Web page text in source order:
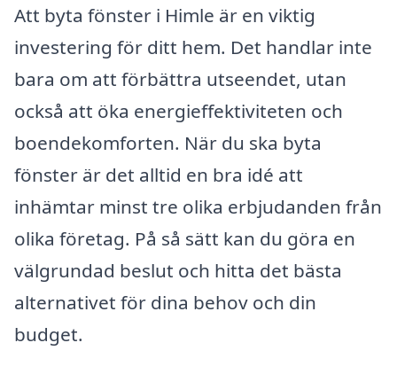
Att byta fönster i Himle är en viktig
investering för ditt hem. Det handlar inte
bara om att förbättra utseendet, utan
också att öka energieffektiviteten och
boendekomforten. När du ska byta
fönster är det alltid en bra idé att
inhämtar minst tre olika erbjudanden från
olika företag. På så sätt kan du göra en
välgrundad beslut och hitta det bästa
alternativet för dina behov och din
budget.